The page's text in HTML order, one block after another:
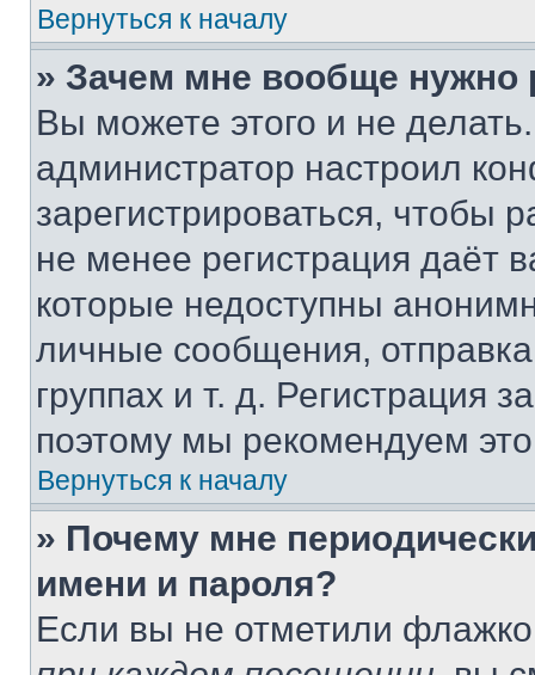
Вернуться к началу
» Зачем мне вообще нужно
Вы можете этого и не
администратор настроил
зарегистрироваться, чтобы
не менее регистрация даёт
которые недоступны
личные сообщения,
группах и т. д. Регистрация
поэтому мы рекомендуем
Вернуться к началу
» Почему мне
имени и пароля?
Если вы не отметили